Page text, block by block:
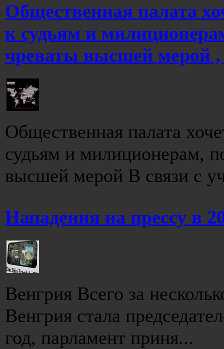
Общественная палата
к судьям и
чреваты высшей мерой ,
Общественная палата
судьям и милиционерам,
высшей мерой В связи с
Нападения на прессу в
Венгрия Всего за
Венгрия стала
год, парламент приня...